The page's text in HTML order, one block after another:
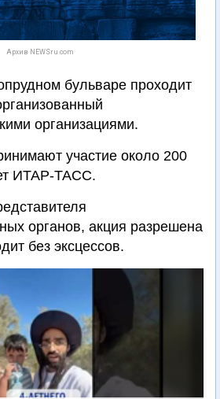
Архив NEWSru.com
бульваре проходит
организациями.
участие около 200
ИТАР-ТАСС.
органов, акция разрешена
без эксцессов.